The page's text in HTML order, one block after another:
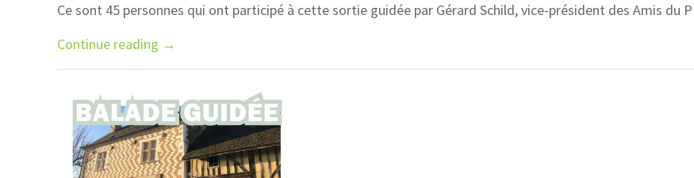
Ce sont 45 personnes qui ont participé à cette sortie guidée par Gérard Schild, vice-président des Amis du
Continue reading →